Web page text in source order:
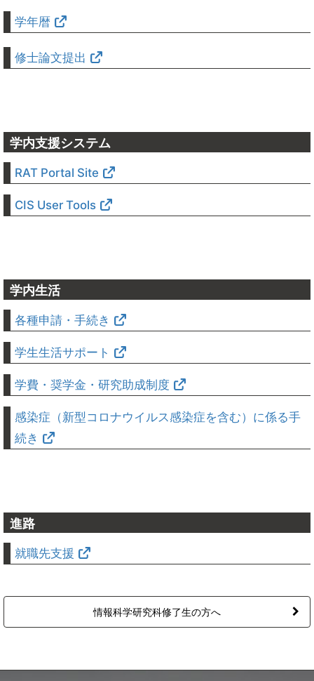
学年暦
修士論文提出
学内支援システム
RAT Portal Site
CIS User Tools
学内生活
各種申請・手続き
学生生活サポート
学費・奨学金・研究助成制度
感染症（新型コロナウイルス感染症を含む）に係る手
続き
進路
就職先支援
情報科学研究科修了生の方へ